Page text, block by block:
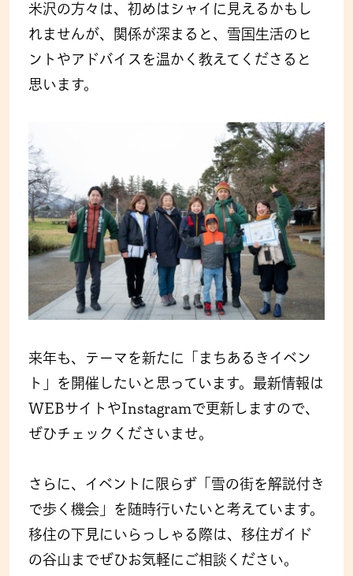
米沢の方々は、初めはシャイに見えるかもし
れませんが、関係が深まると、雪国生活のヒ
ントやアドバイスを温かく教えてくださると
思います。
来年も、テーマを新たに「まちあるきイベン
ト」を開催したいと思っています。最新情報は
WEBサイトやInstagramで更新しますので、
ぜひチェックくださいませ。
さらに、イベントに限らず「雪の街を解説付き
で歩く機会」を随時行いたいと考えています。
移住の下見にいらっしゃる際は、移住ガイド
の谷山までぜひお気軽にご相談ください。